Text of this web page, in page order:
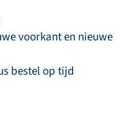
voorkant en nieuwe
bestel op tijd